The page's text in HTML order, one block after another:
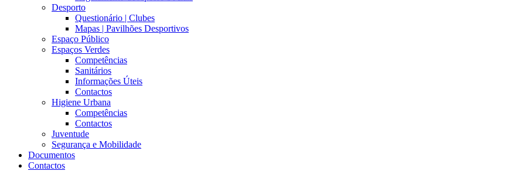
Desporto
Questionário | Clubes
Mapas | Pavilhões Desportivos
Espaço Público
Espaços Verdes
Competências
Sanitários
Informações Úteis
Contactos
Higiene Urbana
Competências
Contactos
Juventude
Segurança e Mobilidade
Documentos
Contactos